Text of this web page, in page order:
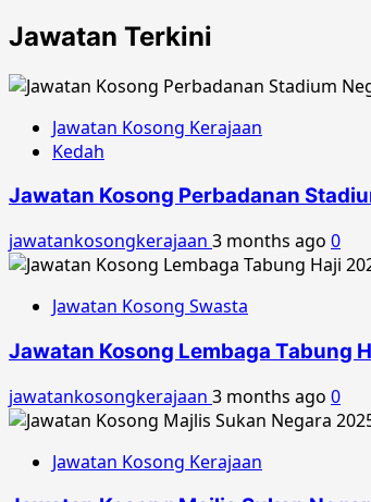
Jawatan Terkini
Jawatan Kosong Kerajaan
Kedah
Jawatan Kosong Perbadanan
jawatankosongkerajaan 3 months ago 0
Jawatan Kosong Swasta
Jawatan Kosong Lembaga Tabung
jawatankosongkerajaan 3 months ago 0
Jawatan Kosong Kerajaan